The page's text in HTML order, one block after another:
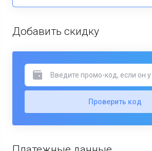
Добавить скидку
Проверить код